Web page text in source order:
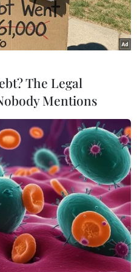
phát biểu tại Des Moines,
(Ảnh: AFP/TTXVN)
Trump sẽ tiếp tục có
bộ của đảng Cộng
The Legal
Mentions